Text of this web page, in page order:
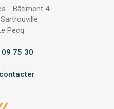
- Bâtiment 4
Pecq
75 30